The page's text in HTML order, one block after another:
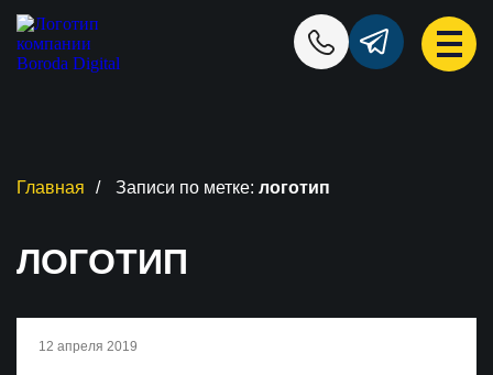
Главная / Записи по метке: логотип
ЛОГОТИП
12 апреля 2019